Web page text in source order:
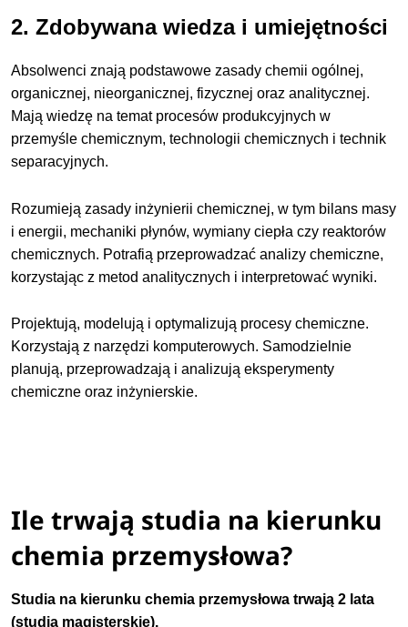
2. Zdobywana wiedza i umiejętności
Absolwenci znają podstawowe zasady chemii ogólnej,
organicznej, nieorganicznej, fizycznej oraz analitycznej.
Mają wiedzę na temat procesów produkcyjnych w
przemyśle chemicznym, technologii chemicznych i technik
separacyjnych.
Rozumieją zasady inżynierii chemicznej, w tym bilans masy
i energii, mechaniki płynów, wymiany ciepła czy reaktorów
chemicznych. Potrafią przeprowadzać analizy chemiczne,
korzystając z metod analitycznych i interpretować wyniki.
Projektują, modelują i optymalizują procesy chemiczne.
Korzystają z narzędzi komputerowych. Samodzielnie
planują, przeprowadzają i analizują eksperymenty
chemiczne oraz inżynierskie.
Ile trwają studia na kierunku
chemia przemysłowa?
Studia na kierunkuchemia przemysłowatrwają 2 lata
(studia magisterskie).